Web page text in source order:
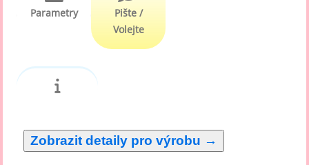
Parametry
Pište /
Volejte